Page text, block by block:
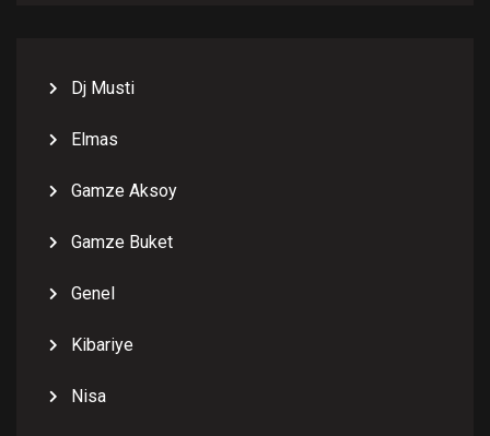
Dj Musti
Elmas
Gamze Aksoy
Gamze Buket
Genel
Kibariye
Nisa